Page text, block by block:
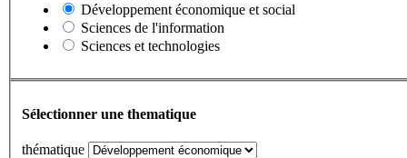
Développement économique et social
Sciences de l'information
Sciences et technologies
Sélectionner une thematique
thématique